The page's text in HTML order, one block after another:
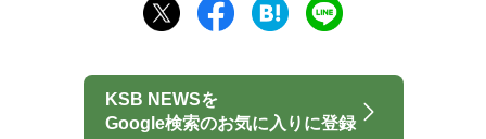
KSB NEWSを
Google検索のお気に入りに登録